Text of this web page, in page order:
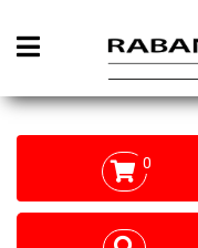
Open menu
0